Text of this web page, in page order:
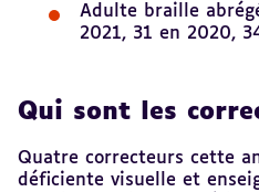
Adulte braille
2021, 31 en 2020,
Qui sont les
Quatre correcteurs cette
déficiente visuelle et